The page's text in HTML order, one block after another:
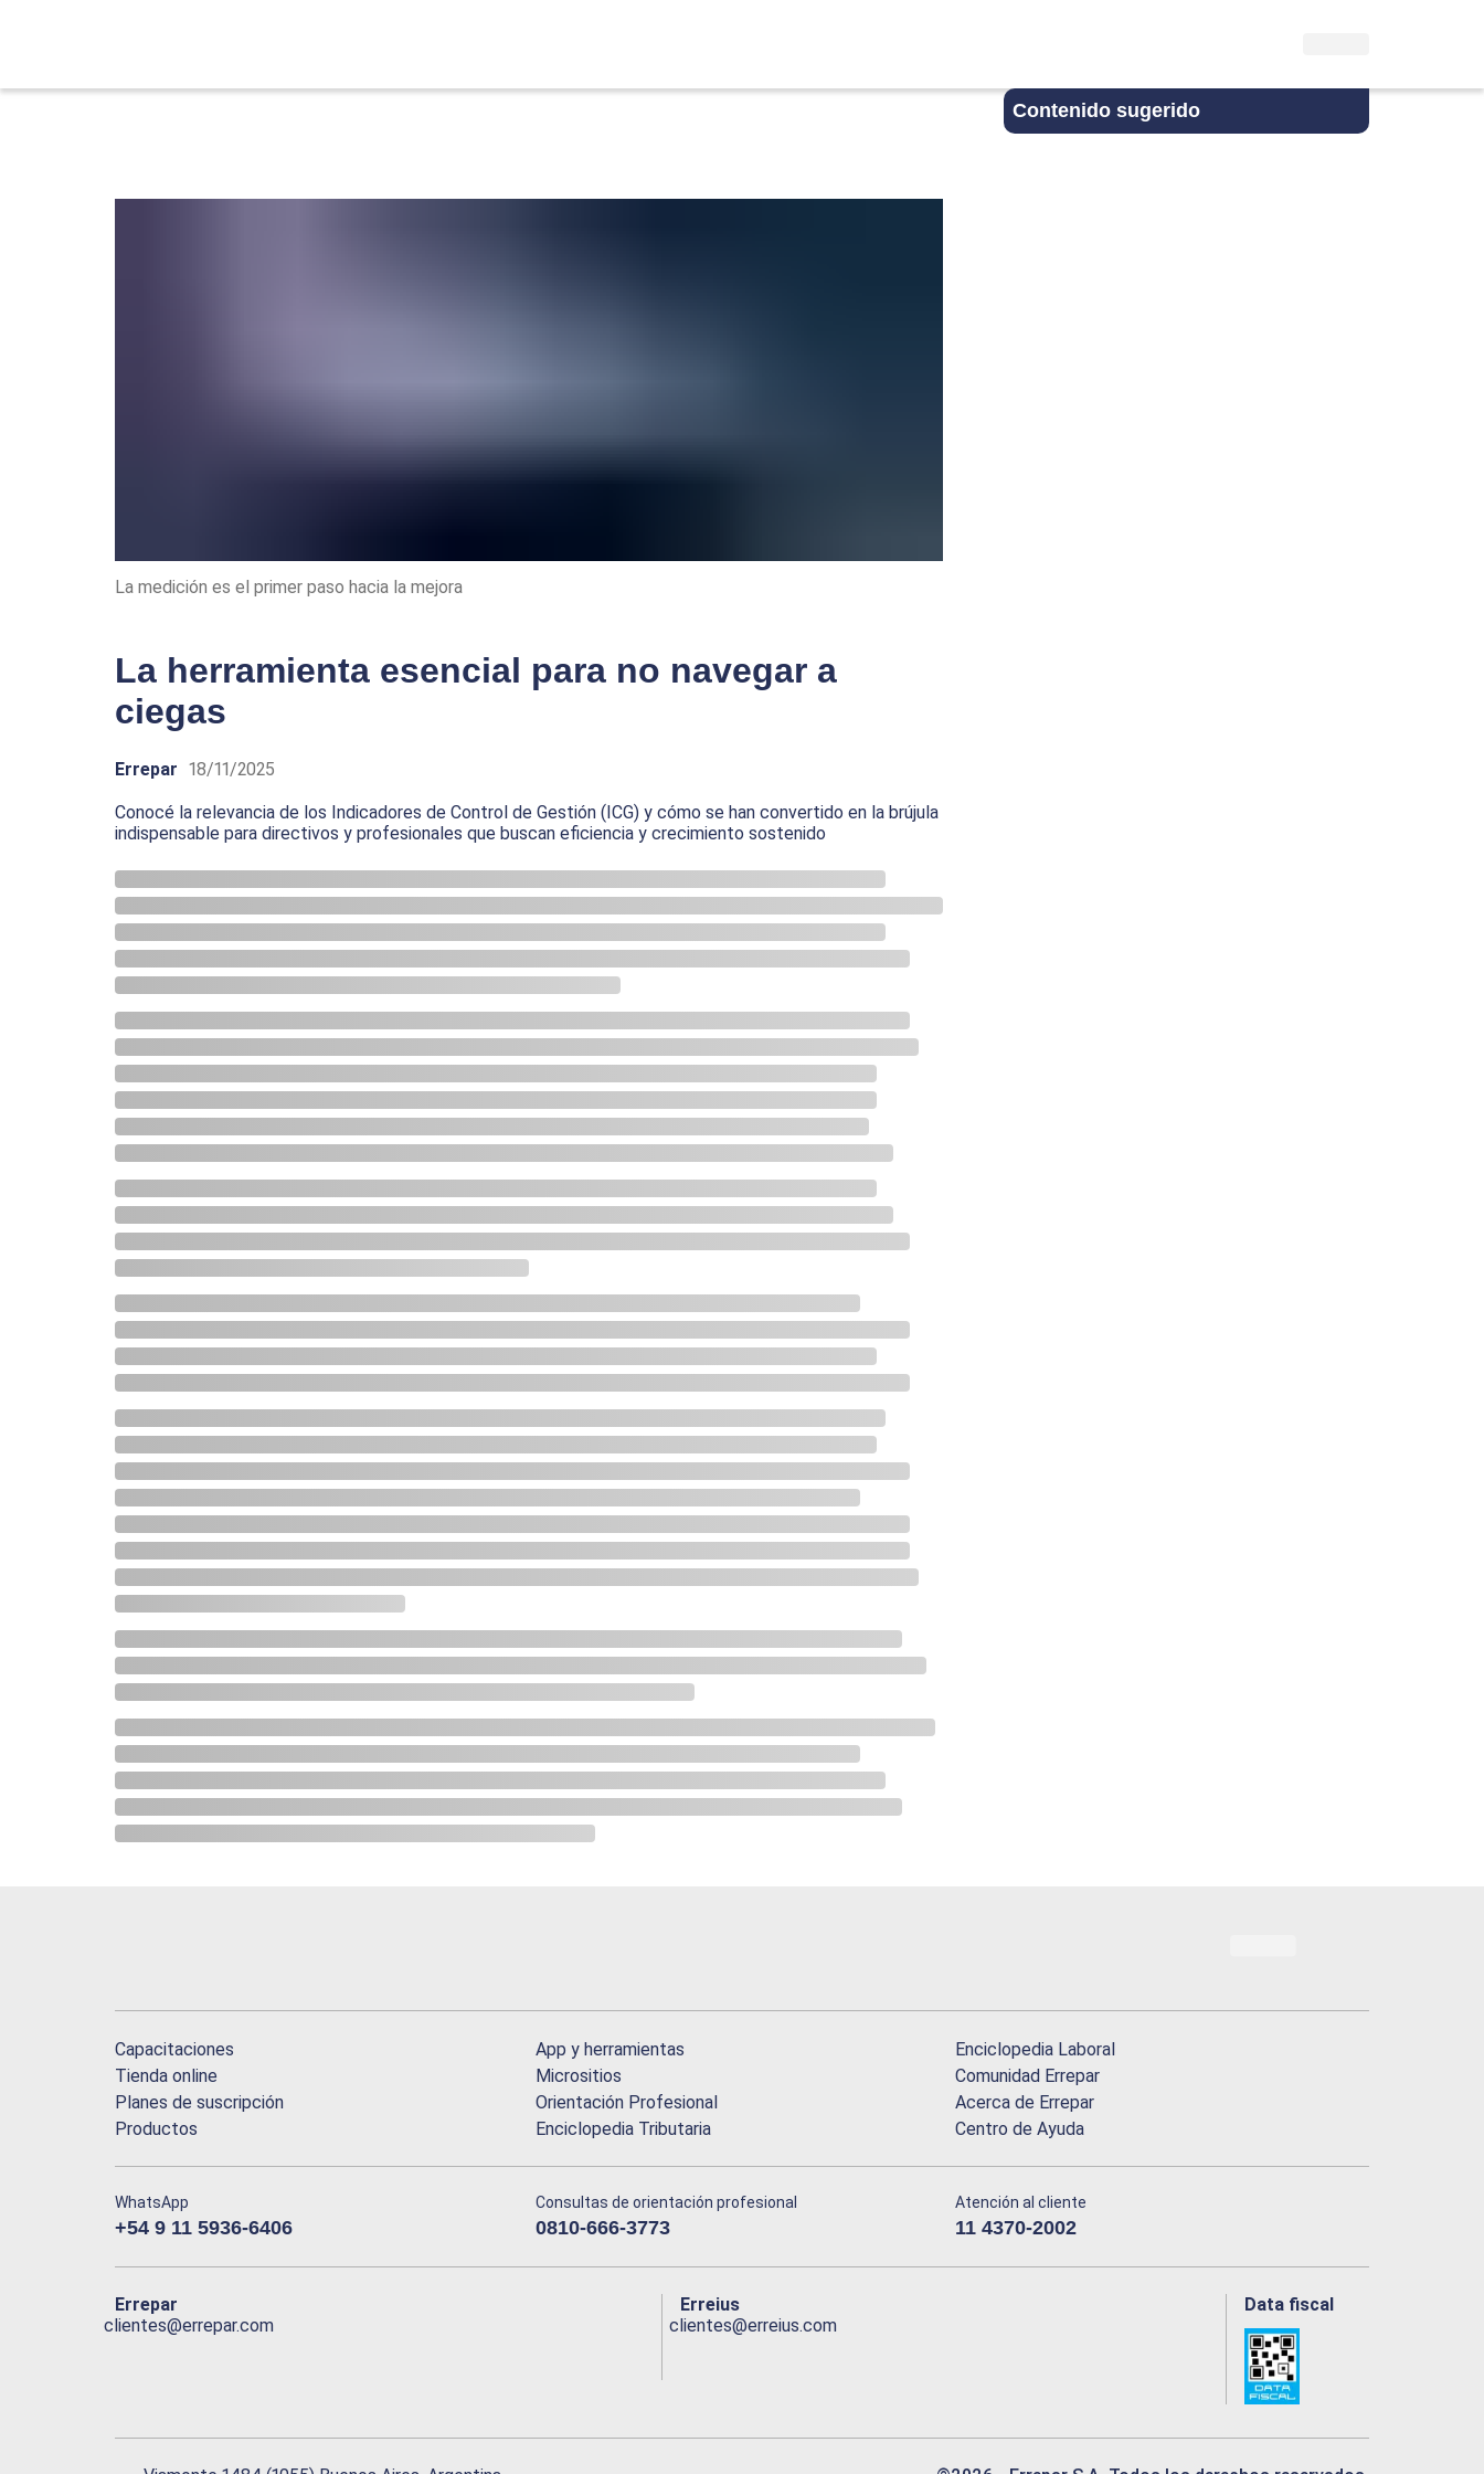
Contenido sugerido
La medición es el primer paso hacia la mejora
La herramienta esencial para no navegar a
ciegas
Errepar 18/11/2025
Conocé la relevancia de los Indicadores de Control de Gestión (ICG) y cómo se han convertido en la brújula
indispensable para directivos y profesionales que buscan eficiencia y crecimiento sostenido
Capacitaciones
Tienda online
Planes de suscripción
Productos
App y herramientas
Micrositios
Orientación Profesional
Enciclopedia Tributaria
Enciclopedia Laboral
Comunidad Errepar
Acerca de Errepar
Centro de Ayuda
WhatsApp
+54 9 11 5936-6406
Consultas de orientación profesional
0810-666-3773
Atención al cliente
11 4370-2002
Errepar
clientes@errepar.com
Erreius
clientes@erreius.com
Data fiscal